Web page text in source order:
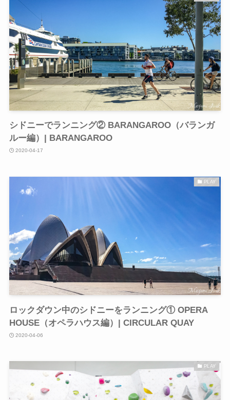
シドニーでランニング② BARANGAROO（バランガ
ルー編）| BARANGAROO
2020-04-17
PLAY
ロックダウン中のシドニーをランニング① OPERA
HOUSE（オペラハウス編）| CIRCULAR QUAY
2020-04-06
PLAY